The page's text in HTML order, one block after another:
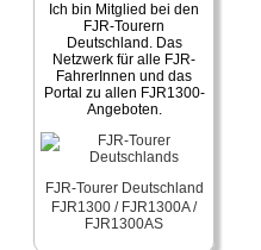
Ich bin Mitglied bei den
FJR-Tourern
Deutschland. Das
Netzwerk für alle FJR-
FahrerInnen und das
Portal zu allen FJR1300-
Angeboten.
FJR-Tourer Deutschland
FJR1300 / FJR1300A /
FJR1300AS